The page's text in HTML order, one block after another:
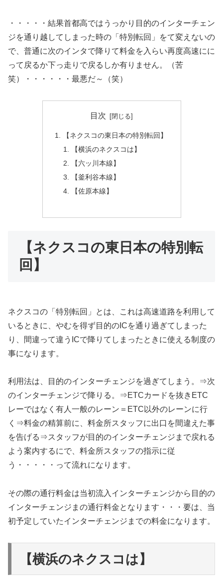
・・・・・結果首都高ではうっかり目的のインターチェン
ジを通り越してしまった時の「特別転回」をて変えないの
で、普通に次のインタで降りて料金を入らい再度高速にに
って戻るか下っ走りで戻るしか有りません。（苦
笑）・・・・・・最悪だ～（笑）
目次
【ネクスコの東日本の特別転回】
【横浜のネクスコは】
【六ッ川本線】
【釜利谷本線】
【佐原本線】
【ネクスコの東日本の特別転
回】
ネクスコの「特別転回」とは、これは高速道路を利用して
いるときに、やむを得ず目的のICを通り過ぎてしまった
り、間違って違うICで降りてしまったときに使える制度の
事になります。
利用法は、目的のインターチェンジを過ぎてしまう。⇒次
のインターチェンジで降りる。⇒ETCカードを抜きETC
レーではなく有人一般のレーン＝ETC以外のレーンに行
く⇒料金の精算前に、料金所スタッフに出口を間違えた事
を告げる⇒スタッフが目的のインターチェンジまで戻れる
よう案内するにで、料金所スタッフの指示に従
う・・・・・って流れになります。
その際の通行料金は当初流入インターチェンジから目的の
インターチェンジまの通行料金となります・・・要は、当
初予定していたインターチェンジまでの料金になります。
【横浜のネクスコは】